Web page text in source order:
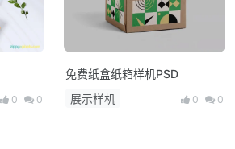
0 0
免费纸盒纸箱样机PSD
展示样机
0 0